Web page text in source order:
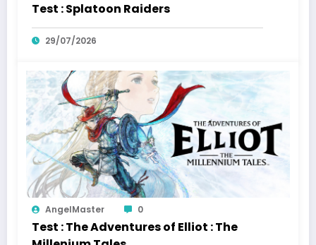
Test : Splatoon Raiders
29/07/2026
AngelMaster 0
Test : The Adventures of Elliot : The